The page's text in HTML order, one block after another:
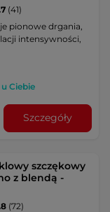
(41)
pionowe drgania,
intensywności,
u Ciebie
Szczegóły
szczękowy
z blendą -
(72)